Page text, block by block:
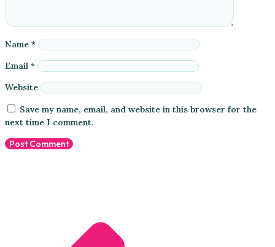
Name *
Email *
Website
Save my name, email, and website in this browser for the
next time I comment.